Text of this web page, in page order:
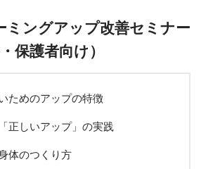
ングアップ改善セミナー
保護者向け）
ためのアップの特徴
正しいアップ」の実践
体のつくり方